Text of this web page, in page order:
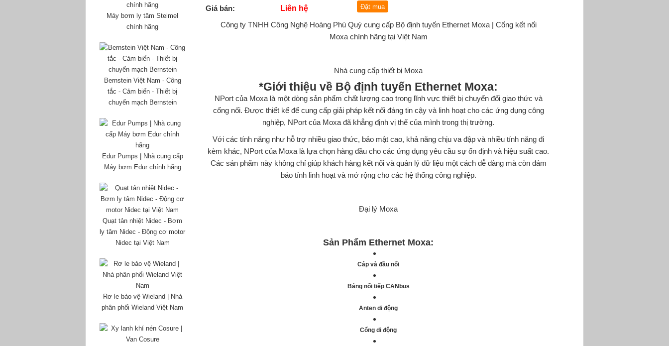
Giá bán:
Liên hệ
Công ty TNHH Công Nghệ Hoàng Phú Quý cung cấp Bộ định tuyến Ethernet Moxa| Cổng kết nối
Moxachính hãng tại Việt Nam
Nhà cung cấp thiết bị Moxa
*Giới thiệu về Bộ định tuyến Ethernet Moxa:
NPort của Moxa là một dòng sản phẩm chất lượng cao trong lĩnh vực thiết bị chuyển đổi giao thức và
cổng nối. Được thiết kế để cung cấp giải pháp kết nối đáng tin cậy và linh hoạt cho các ứng dụng công
nghiệp, NPort của Moxa đã khẳng định vị thế của mình trong thị trường.
Với các tính năng như hỗ trợ nhiều giao thức, bảo mật cao, khả năng chịu va đập và nhiều tính năng đi
kèm khác, NPort của Moxa là lựa chọn hàng đầu cho các ứng dụng yêu cầu sự ổn định và hiệu suất cao.
Các sản phẩm này không chỉ giúp khách hàng kết nối và quản lý dữ liệu một cách dễ dàng mà còn đảm
bảo tính linh hoạt và mở rộng cho các hệ thống công nghiệp.
Đại lý Moxa
Sản Phẩm Ethernet Moxa:
Cáp và đầu nối
Bảng nối tiếp CANbus
Anten di động
Cổng di động
Máy bơm ly tâm Steimel
chính hãng
Bernstein Việt Nam - Công
tắc - Cảm biến - Thiết bị
chuyển mạch Bernstein
Edur Pumps | Nhà cung cấp
Máy bơm Edur chính hãng
Quạt tản nhiệt Nidec - Bơm
ly tâm Nidec - Động cơ motor
Nidec tại Việt Nam
Rơ le bảo vệ Wieland | Nhà
phân phối Wieland Việt Nam